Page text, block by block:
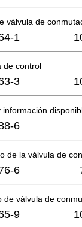
válvula de
1
de control
3
información
6
de la válvula de
6
de válvula de
9